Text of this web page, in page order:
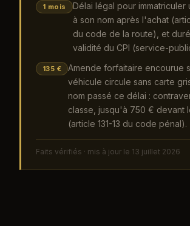
1 mois
Délai légal pour immatriculer
à son nom après l'achat
du code de la route), et
validité du CPI (service-
135 €
Amende forfaitaire encourue
véhicule circule sans carte
nom passé ce délai :
classe, jusqu'à 750 € devant
(article 131-13 du code pénal).
Faits vérifiés · mis à jour le 13 juillet 2026